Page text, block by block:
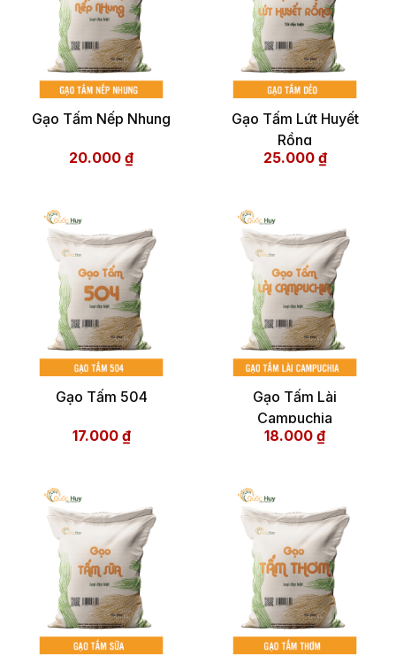
Gạo Tấm Nếp Nhung
20.000 ₫
Gạo Tấm Lứt Huyết
Rồng
25.000 ₫
Gạo Tấm 504
17.000 ₫
Gạo Tấm Lài
Campuchia
18.000 ₫